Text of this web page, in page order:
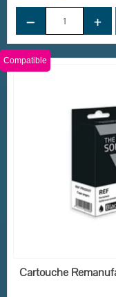
(1
− +
Compatible
Cartouche